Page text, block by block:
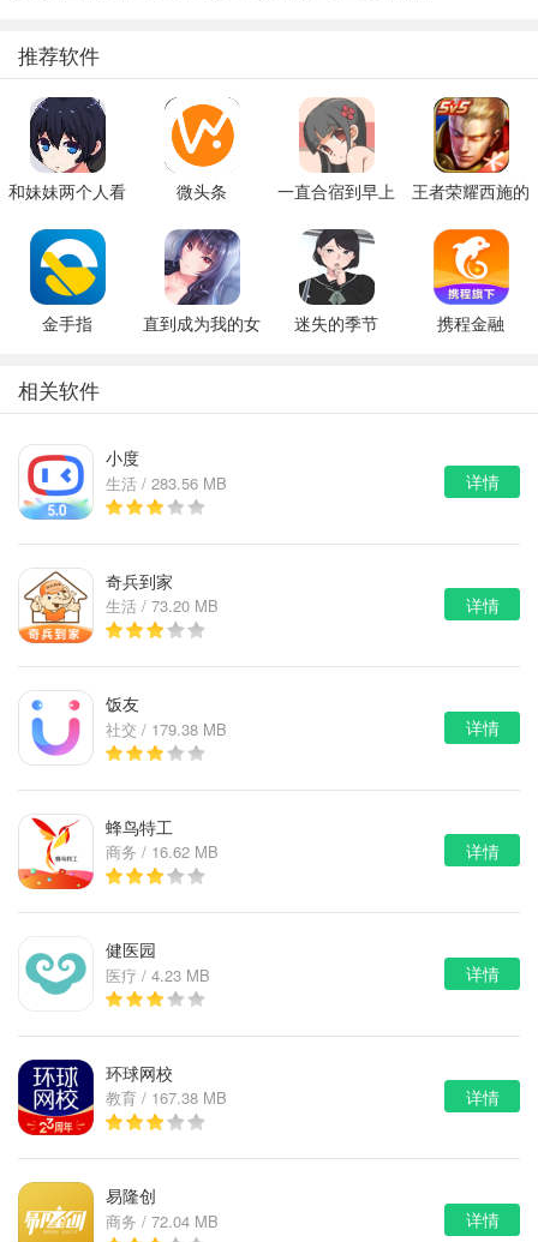
推荐软件
和妹妹两个人看
微头条 一直合宿到早上
王者荣耀西施的
金手指
直到成为我的女
迷失的季节
携程金融
相关软件
小度
生活 / 283.56 MB 详情
奇兵到家
生活 / 73.20 MB 详情
饭友
社交 / 179.38 MB 详情
蜂鸟特工
商务 / 16.62 MB 详情
健医园
医疗 / 4.23 MB 详情
环球网校
教育 / 167.38 MB 详情
易隆创
商务 / 72.04 MB 详情